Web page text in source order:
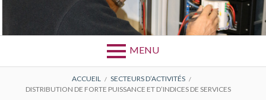
contenuBCIG
Bretagne Câblage Industriel Gravure
MENU
FIL
ACCUEIL
SECTEURS D’ACTIVITÉS
DISTRIBUTION DE FORTE PUISSANCE ET D’INDICES DE SERVICES